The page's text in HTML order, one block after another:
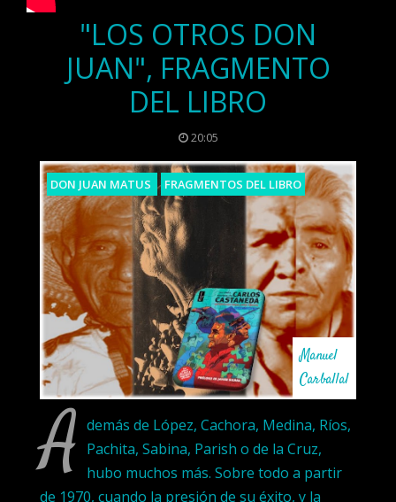
"LOS OTROS DON
JUAN", FRAGMENTO
DEL LIBRO
20:05
DON JUAN MATUS FRAGMENTOS DEL LIBRO
Manuel
Carballal
A demás de López, Cachora, Medina, Ríos,
Pachita, Sabina, Parish o de la Cruz,
hubo muchos más. Sobre todo a partir
de 1970, cuando la presión de su éxito, y la